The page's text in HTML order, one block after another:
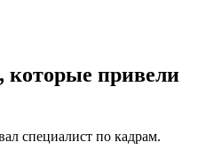
которые привели
специалист по кадрам.